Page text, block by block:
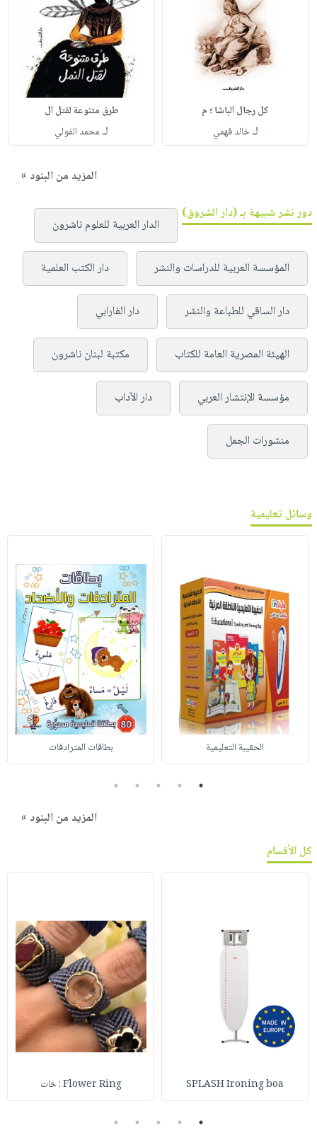
كل رجال الباشا ؛ م
لـخالد فهمي
طرق متنوعة لقتل ال
لـ محمد الفولي
المزيد من البنود »
دور نشر شبيهة بـ (دار الشروق)
الدار العربية للعلوم ناشرون
المؤسسة العربية للدراسات والنشر دار الكتب العلمية
دار الساقي للطباعة والنشر دار الفارابي
الهيئة المصرية العامة للكتاب مكتبة لبنان ناشرون
مؤسسة الإنتشار العربي دار الآداب
منشورات الجمل
وسائل تعليمية
الحقيبة التعليمية بطاقات المترادفات
1
2
3
4
5
المزيد من البنود »
كل الأقسام
SPLASH Ironing boa Flower Ring : خات
1
2
3
4
5